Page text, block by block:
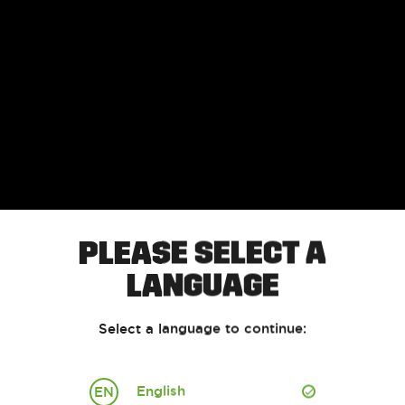
PLEASE SELECT A
LANGUAGE
Select a language to continue:
EN English
WELCOME
confirm your age before going to the website.